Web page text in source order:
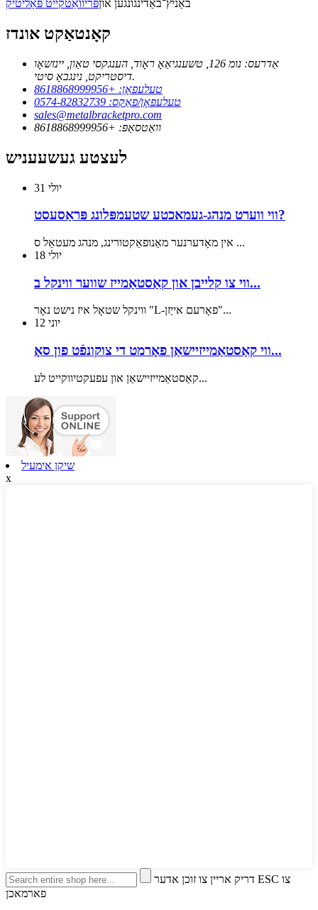
באַניץ־באַדינגונגען אוןפּריוואַטקייט פּאָליטיק
קאָנטאַקט אונדז
אַדרעס: נומ 126, טשענגיאַאָ ראָוד, הענגקסי טאַון, יינזשאָו
דיסטריקט, נינגבאָ סיטי.
טעלעפאָן: +8618868999956
טעלעפאָן/פאַקס: 0574-82832739
sales@metalbracketpro.com
וואַטסאַפּ: +8618868999956
לעצטע געשעעניש
יולי 31
ווי ווערט מנהג-געמאכטע שטעמפּלונג פּראַסעסט?
אין מאָדערנער מאַנופאַקטורינג, מנהג מעטאַל ס ...
יולי 18
ווי צו קלייבן און קאַסטאַמייז שווער ווינקל ב...
ווינקל שטאָל איז נישט נאָר "L-פאָרעם אייַזן"...
יוני 12
ווי קאַסטאַמייזיישאַן פאָרמט די צוקונפֿט פון סאָ...
קאַסטאַמייזיישאַן און עפעקטיווקייט לע...
שיקן אימעיל
x
דריק אריין צו זוכן אדער ESC צו
פארמאכן